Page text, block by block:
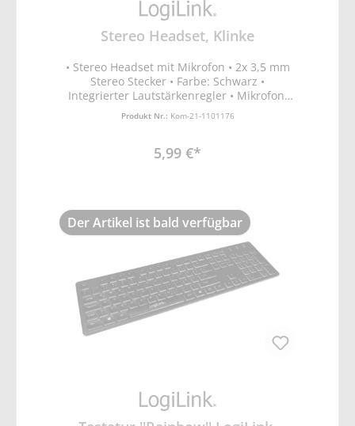
Stereo Headset, Klinke
• Stereo Headset mit Mikrofon • 2x 3,5 mm
Stereo Stecker • Farbe: Schwarz •
Integrierter Lautstärkenregler • Mikrofon:
9x7 mm • Impedanz: 32 Ohm • Lautsprecher
Gewicht • Umweltfreundlich verpackt
Produkt Nr.: Kom-21-1101176
5,99 €*
Der Artikel ist bald verfügbar